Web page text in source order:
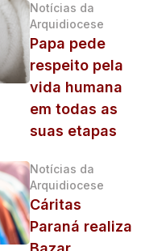
Notícias da
Arquidiocese
Papa pede
respeito pela
vida humana
em todas as
suas etapas
Notícias da
Arquidiocese
Cáritas
Paraná realiza